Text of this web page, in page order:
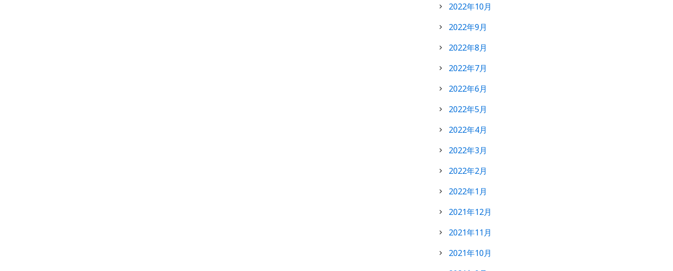
2022年10月
2022年9月
2022年8月
2022年7月
2022年6月
2022年5月
2022年4月
2022年3月
2022年2月
2022年1月
2021年12月
2021年11月
2021年10月